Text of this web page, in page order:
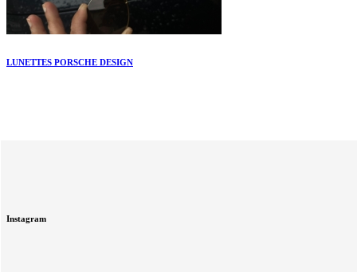
LUNETTES PORSCHE DESIGN
Instagram